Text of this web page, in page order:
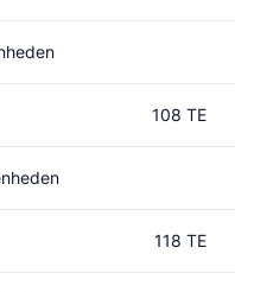
108 TE
118 TE